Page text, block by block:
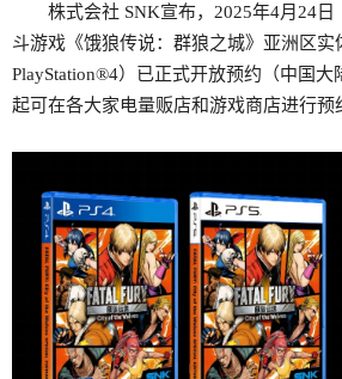
株式会社 SNK宣布，2025年4月24
斗游戏《饿狼传说：群狼之城》亚洲区实
PlayStation®4）已正式开放预约（中国大
起可在各大家电量贩店和游戏商店进行预